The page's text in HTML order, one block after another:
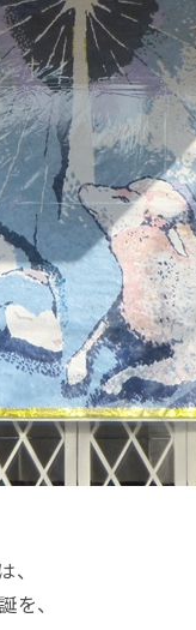
、